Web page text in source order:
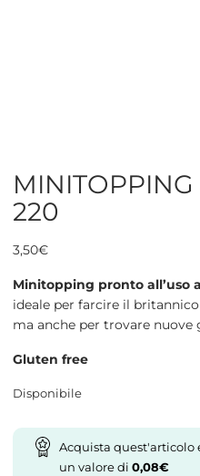
220
3,50€
Minitopping pronto all’uso
ideale per farcire il
ma anche per trovare nuove
Gluten free
Disponibile
Acquista quest'articolo
un valore di 0,08€